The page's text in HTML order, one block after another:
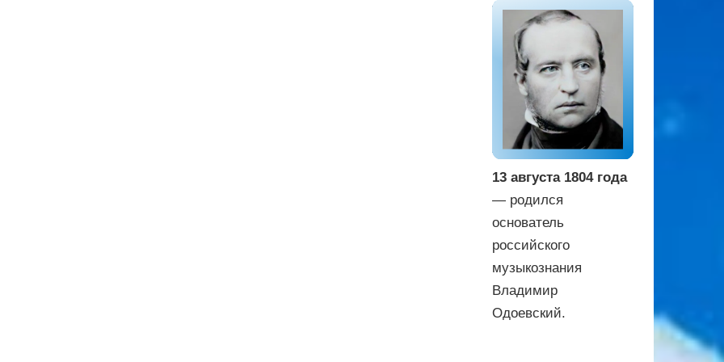
13 августа 1804 года
— родился
основатель
российского
музыкознания
Владимир
Одоевский.